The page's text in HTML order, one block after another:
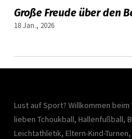
Große Freude über den
18 Jan., 2026
Lust auf Sport? Willkommen beim
lieben Tchoukball, Hallenfußball,
Leichtathletik, Eltern-Kind-